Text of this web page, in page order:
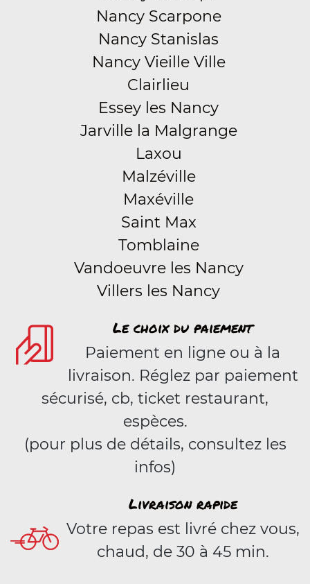
Nancy Scarpone
Nancy Stanislas
Nancy Vieille Ville
Clairlieu
Essey les Nancy
Jarville la Malgrange
Laxou
Malzéville
Maxéville
Saint Max
Tomblaine
Vandoeuvre les Nancy
Villers les Nancy
Le choix du paiement
Paiement en ligne ou à la
livraison. Réglez par paiement
sécurisé, cb, ticket restaurant,
espèces.
(pour plus de détails, consultez les
infos)
Livraison rapide
Votre repas est livré chez vous,
chaud, de 30 à 45 min.